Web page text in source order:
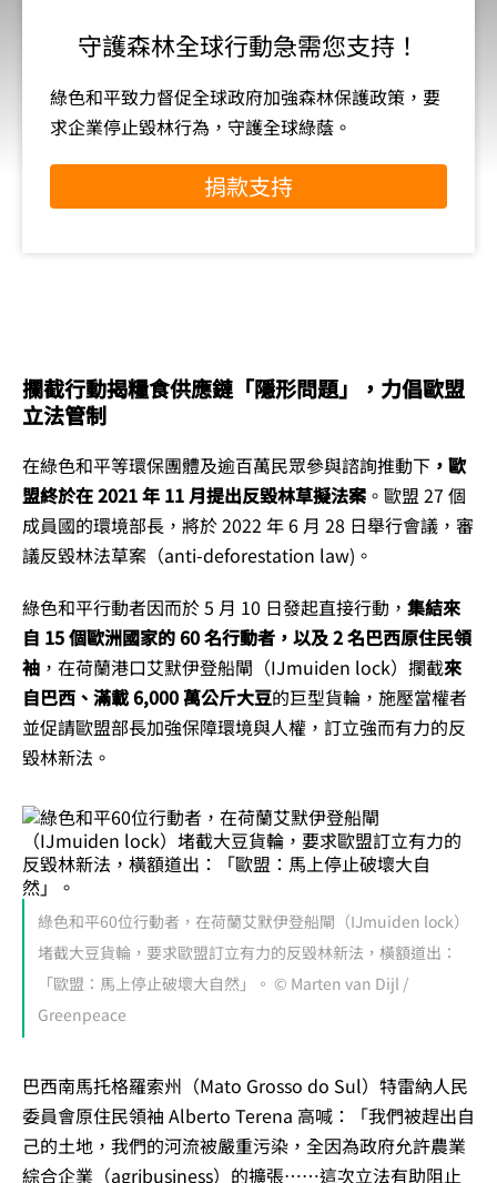
守護森林全球行動急需您支持！
綠色和平致力督促全球政府加強森林保護政策，要
求企業停止毀林行為，守護全球綠蔭。
捐款支持
攔截行動揭糧食供應鏈「隱形問題」，力倡歐盟
立法管制
在綠色和平等環保團體及逾百萬民眾參與諮詢推動下 ，歐
盟終於在 2021 年 11 月提出反毀林草擬法案 。歐盟 27 個
成員國的環境部長，將於 2022 年 6 月 28 日舉行會議，審
議反毀林法草案（anti-deforestation law)。
綠色和平行動者因而於 5 月 10 日發起直接行動， 集結來
自 15 個歐洲國家的 60 名行動者，以及 2 名巴西原住民領
袖 ，在荷蘭港口艾默伊登船閘（IJmuiden lock）攔截來
自巴西、滿載 6,000 萬公斤大豆的巨型貨輪，施壓當權者
並促請歐盟部長加強保障環境與人權，訂立強而有力的反
毀林新法。
綠色和平60位行動者，在荷蘭艾默伊登船閘（IJmuiden lock）
堵截大豆貨輪，要求歐盟訂立有力的反毀林新法，橫額道出：
「歐盟：馬上停止破壞大自然」。 © Marten van Dijl /
Greenpeace
巴西南馬托格羅索州（Mato Grosso do Sul）特雷納人民
委員會原住民領袖 Alberto Terena 高喊：「我們被趕出自
己的土地，我們的河流被嚴重污染，全因為政府允許農業
綜合企業（agribusiness）的擴張⋯⋯這次立法有助阻止